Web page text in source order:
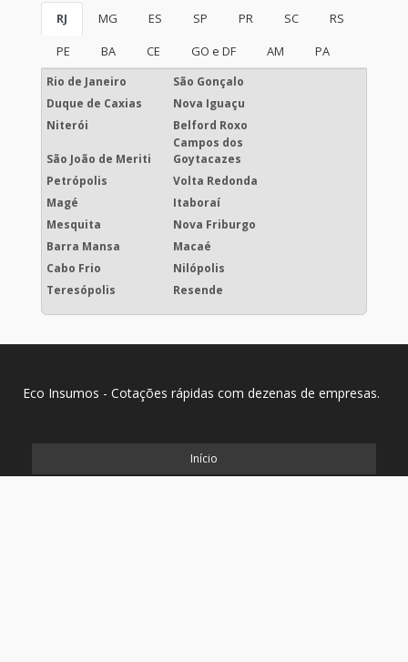
RJ MG ES SP PR SC
RS
PE
BA CE GO e DF AM PA
Rio de Janeiro
São Gonçalo
Duque de Caxias
Nova Iguaçu
Niterói
Belford Roxo
São João de Meriti
Campos dos
Goytacazes
Petrópolis
Volta Redonda
Magé
Itaboraí
Mesquita
Nova Friburgo
Barra Mansa
Macaé
Cabo Frio
Nilópolis
Teresópolis
Resende
Eco Insumos - Cotações rápidas com dezenas de empresas.
Início